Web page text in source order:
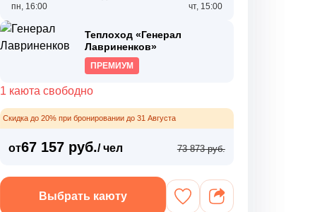
пн, 16:00 чт, 15:00
Теплоход «Генерал
Лавриненков»
ПРЕМИУМ
1 каюта свободно
Скидка до 20% при бронировании до 31 Августа
от67 157 руб./ чел 73 873 руб.
Выбрать каюту